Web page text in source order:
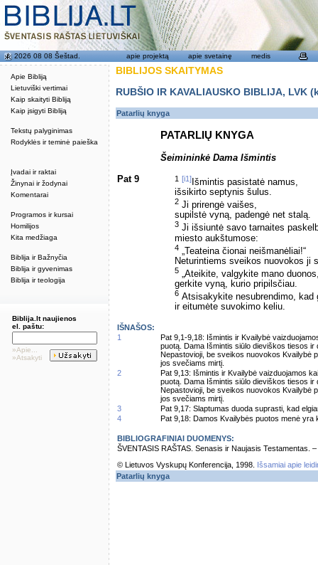
Apie Bibliją
Lietuviški vertimai
Kaip skaityti Bibliją
Kaip įsigyti Bibliją
Tekstų palyginimas
Rodyklės ir teminė paieška
Įvadai ir raktai
Žinynai ir žodynai
Komentarai
Programos ir kursai
Homilijos
Kita medžiaga
Biblija ir Bažnyčia
Biblija ir gyvenimas
Biblija ir teologija
2026 08 08 Šeštad. apie projektą apie svetainę medis
Biblija.lt naujienos
el. paštu:
»Apie...
»Atsakyti
BIBLIJOS SKAITYMAS
RUBŠIO IR KAVALIAUSKO BIBLIJA,
Patarlių knyga
PATARLIŲ KNYGA
Šeimininkė Dama Išmintis
Pat 9 1 [i1] Išmintis pasistatė namus,
išsikirto septynis šulus.
2 Ji prirengė vaišes,
supilstė vyną, padengė net stalą.
3 Ji išsiuntė savo tarnaites
miesto aukštumose:
4 „Teateina čionai neišmanėliai!“
Neturintiems sveikos nuovokos ji
5 „Ateikite, valgykite mano
gerkite vyną, kurio pripilsčiau.
6 Atsisakykite nesubrendimo, kad
ir eitumėte suvokimo keliu.
IŠNAŠOS:
1
Pat 9,1-9,18: Išmintis ir Kvailybė
puotą. Dama Išmintis siūlo dieviškos tiesos
Nepastovioji, be sveikos nuovokos Kvailybė
jos svečiams mirtį.
2
Pat 9,13: Išmintis ir Kvailybė vaizduojamos
puotą. Dama Išmintis siūlo dieviškos tiesos
Nepastovioji, be sveikos nuovokos Kvailybė
jos svečiams mirtį.
3
Pat 9,17: Slaptumas duoda suprasti, kad
4
Pat 9,18: Damos Kvailybės puotos menė yra
BIBLIOGRAFINIAI DUOMENYS:
ŠVENTASIS RAŠTAS. Senasis ir Naujasis Testamentas.
© Lietuvos Vyskupų Konferencija, 1998.
Išsamiai apie
Patarlių knyga